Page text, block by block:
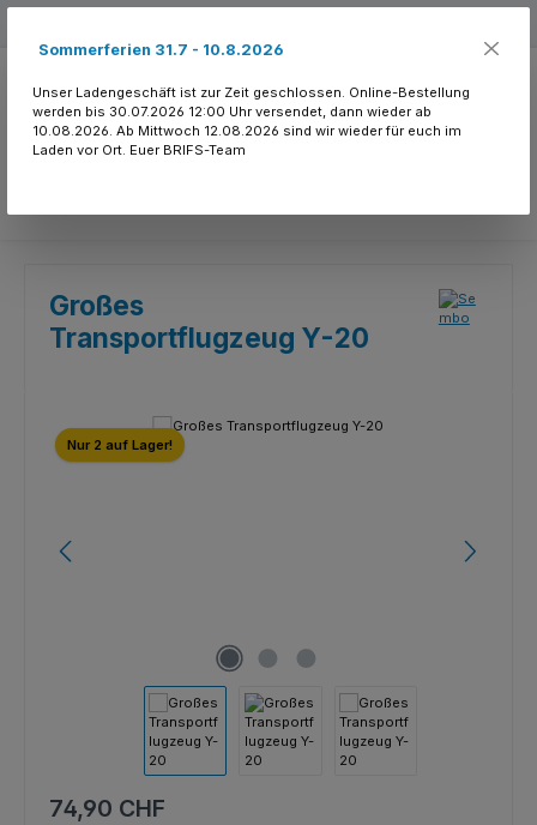
Großes
Transportflugzeug Y-20
Bildergalerie überspringen
Nur 2 auf Lager!
Regulärer Preis:
74,90 CHF
Sommerferien 31.7 - 10.8.2026
Unser Ladengeschäft ist zur Zeit geschlossen. Online-Bestellung
werden bis 30.07.2026 12:00 Uhr versendet, dann wieder ab
10.08.2026. Ab Mittwoch 12.08.2026 sind wir wieder für euch im
Laden vor Ort. Euer BRIFS-Team